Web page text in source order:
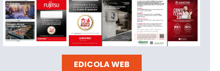
EDICOLA WEB